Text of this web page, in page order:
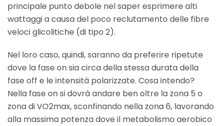
principale punto debole nel saper esprimere alti
wattaggi a causa del poco reclutamento delle fibre
veloci glicolitiche (di tipo 2).
Nel loro caso, quindi, saranno da preferire ripetute
dove la fase on sia circa della stessa durata della
fase off e le intensità polarizzate. Cosa intendo?
Nella fase on si dovrà andare ben oltre la zona 5 o
zona di VO2max, sconfinando nella zona 6, lavorando
alla massima potenza dove il metabolismo aerobico